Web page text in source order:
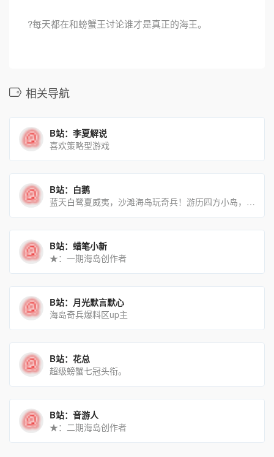
?每天都在和螃蟹王讨论谁才是真正的海王。
相关导航
B站：李夏解说
喜欢策略型游戏
B站：白鹅
蓝天白鹭夏威夷，沙滩海岛玩奇兵！游历四方小岛，赏遍海岛芳香～
B站：蜡笔小新
★：一期海岛创作者
B站：月光默言默心
海岛奇兵爆料区up主
B站：花总
超级螃蟹七冠头衔。
B站：音游人
★：二期海岛创作者